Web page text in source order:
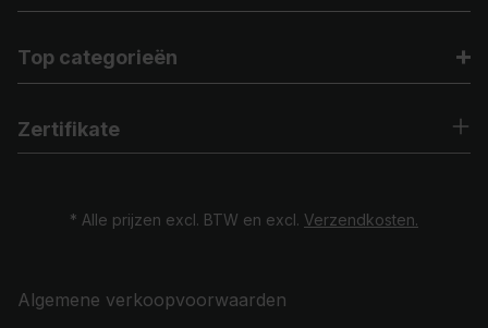
Top categorieën
Zertifikate
* Alle prijzen excl. BTW en excl. Verzendkosten.
Algemene verkoopvoorwaarden